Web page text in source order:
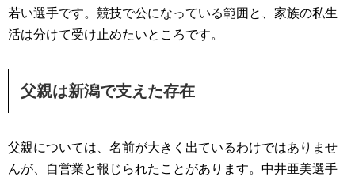
若い選手です。競技で公になっている範囲と、家族の私生
活は分けて受け止めたいところです。
父親は新潟で支えた存在
父親については、名前が大きく出ているわけではありませ
んが、自営業と報じられたことがあります。中井亜美選手